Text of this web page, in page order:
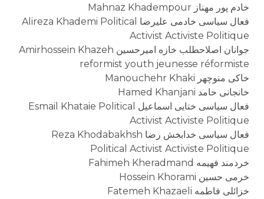
خادم پور مهناز Mahnaz Khadempour
فعال سیاسی خادمی علیرضا Alireza Khademi Political
Activist Activiste Politique
جوانان اصلاحطلب خازه امیرحسین Amirhossein Khazeh
reformist youth jeunesse réformiste
خاکی منوچهر Manouchehr Khaki
خانجانی حامد Hamed Khanjani
فعال سیاسی ختایی اسماعیل Esmail Khataie Political
Activist Activiste Politique
فعال سیاسی خدابخش رضا Reza Khodabakhsh
Political Activist Activiste Politique
خردمند فهیمه Fahimeh Kheradmand
خرمی حسین Hossein Khorami
خزائلی فاطمه Fatemeh Khazaeli